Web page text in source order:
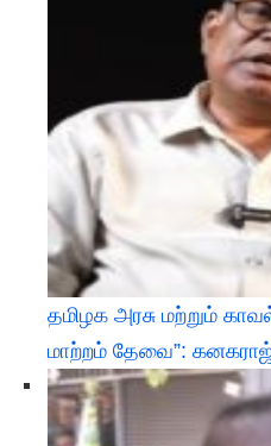
தமிழக அரசு மற்றும்
மாற்றம் தேவை”: கனகராஜ்